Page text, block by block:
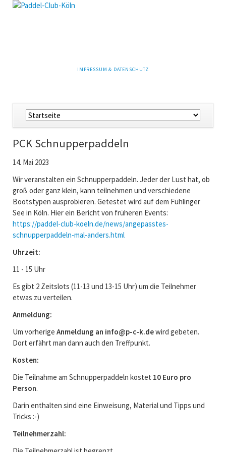
NAVIGATION
IMPRESSUM & DATENSCHUTZ
Navigation
überspringen
PCK Schnupperpaddeln
14. Mai 2023
Wir veranstalten ein Schnupperpaddeln. Jeder der Lust hat, ob
groß oder ganz klein, kann teilnehmen und verschiedene
Bootstypen ausprobieren. Getestet wird auf dem Fühlinger
See in Köln. Hier ein Bericht von früheren Events:
https://paddel-club-koeln.de/news/angepasstes-
schnupperpaddeln-mal-anders.html
Uhrzeit:
11 - 15 Uhr
Es gibt 2 Zeitslots (11-13 und 13-15 Uhr) um die Teilnehmer
etwas zu verteilen.
Anmeldung:
Um vorherige Anmeldung an info@p-c-k.dewird gebeten.
Dort erfährt man dann auch den Treffpunkt.
Kosten:
Die Teilnahme am Schnupperpaddeln kostet 10 Euro pro
Person.
Darin enthalten sind eine Einweisung, Material und Tipps und
Tricks :-)
Teilnehmerzahl: